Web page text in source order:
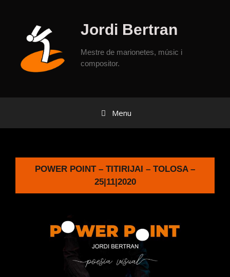
Jordi Bertran
Mestre de marionetes, músic i
compositor.
Menu
POWER POINT – TITIRIJAI – TOLOSA –
25|11|2020